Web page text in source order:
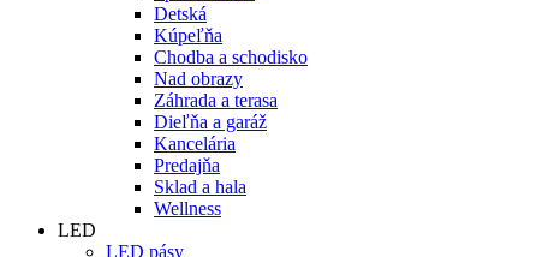
Detská
Kúpeľňa
Chodba a schodisko
Nad obrazy
Záhrada a terasa
Dieľňa a garáž
Kancelária
Predajňa
Sklad a hala
Wellness
LED
LED pásy